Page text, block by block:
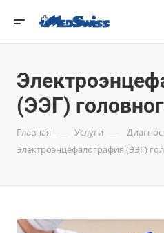
(ЭЭГ)
Главная — Услуги —
Электроэнцефалография (ЭЭГ)